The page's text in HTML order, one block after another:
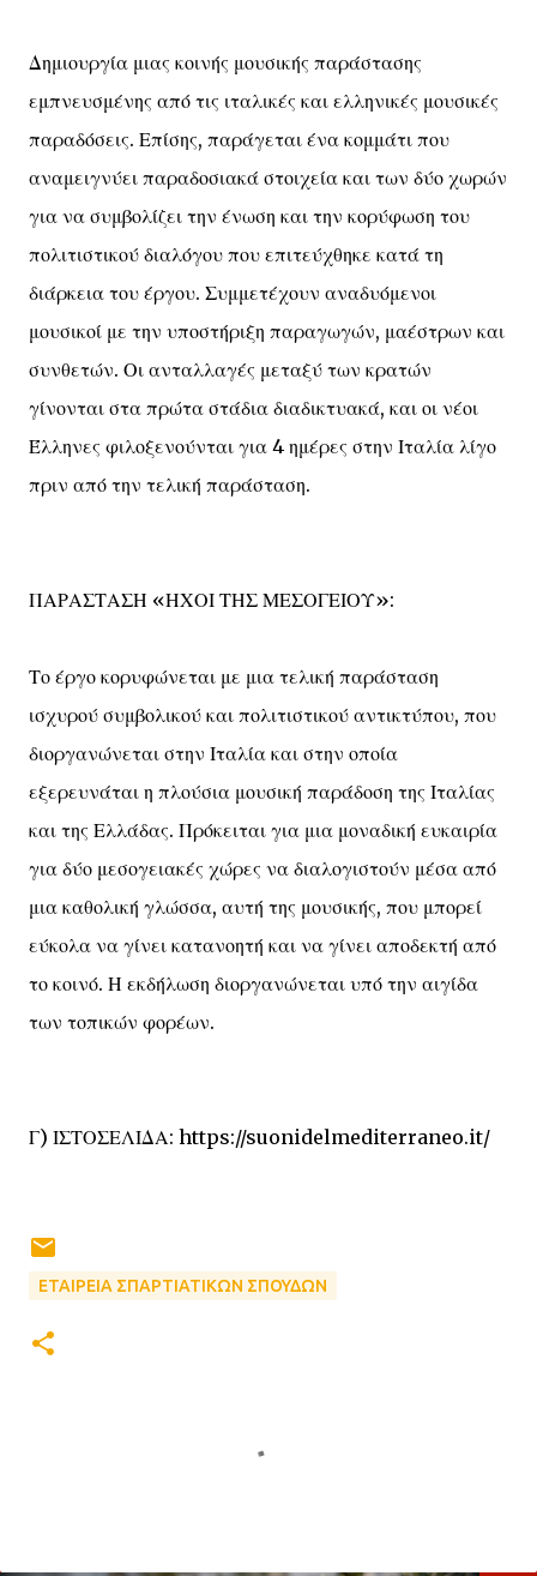
Δημιουργία μιας κοινής μουσικής παράστασης
εμπνευσμένης από τις ιταλικές και ελληνικές μουσικές
παραδόσεις. Επίσης, παράγεται ένα κομμάτι που
αναμειγνύει παραδοσιακά στοιχεία και των δύο χωρών
για να συμβολίζει την ένωση και την κορύφωση του
πολιτιστικού διαλόγου που επιτεύχθηκε κατά τη
διάρκεια του έργου. Συμμετέχουν αναδυόμενοι
μουσικοί με την υποστήριξη παραγωγών, μαέστρων και
συνθετών. Οι ανταλλαγές μεταξύ των κρατών
γίνονται στα πρώτα στάδια διαδικτυακά, και οι νέοι
Έλληνες φιλοξενούνται για 4 ημέρες στην Ιταλία λίγο
πριν από την τελική παράσταση.
ΠΑΡΑΣΤΑΣΗ «ΗΧΟΙ ΤΗΣ ΜΕΣΟΓΕΙΟΥ»:
Το έργο κορυφώνεται με μια τελική παράσταση
ισχυρού συμβολικού και πολιτιστικού αντικτύπου, που
διοργανώνεται στην Ιταλία και στην οποία
εξερευνάται η πλούσια μουσική παράδοση της Ιταλίας
και της Ελλάδας. Πρόκειται για μια μοναδική ευκαιρία
για δύο μεσογειακές χώρες να διαλογιστούν μέσα από
μια καθολική γλώσσα, αυτή της μουσικής, που μπορεί
εύκολα να γίνει κατανοητή και να γίνει αποδεκτή από
το κοινό. Η εκδήλωση διοργανώνεται υπό την αιγίδα
των τοπικών φορέων.
Γ) ΙΣΤΟΣΕΛΙΔΑ: https://suonidelmediterraneo.it/
ΕΤΑΙΡΕΙΑ ΣΠΑΡΤΙΑΤΙΚΩΝ ΣΠΟΥΔΩΝ